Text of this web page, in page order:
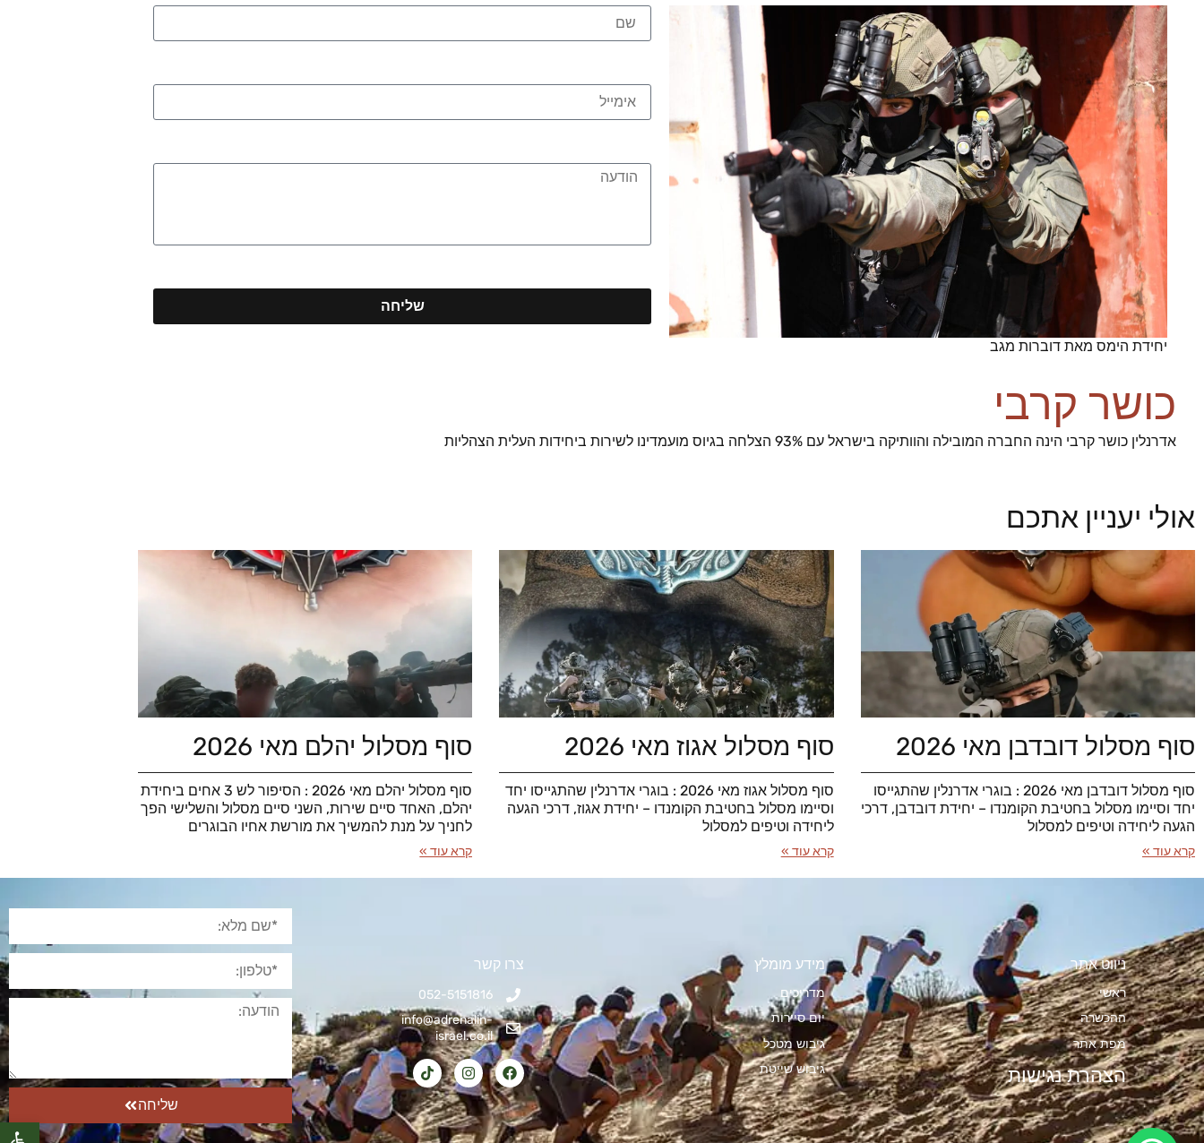
פתח
יחידת הימס מאת דוברות מגב
שליחה
כושר קרבי
אדרנלין כושר קרבי הינה החברה המובילה והוותיקה בישראל עם 93% הצלחה בגיוס מועמדינו לשירות ביחידות העלית הצהליות
אולי יעניין אתכם
סוף מסלול דובדבן מאי 2026
סוף מסלול דובדבן מאי 2026 : בוגרי אדרנלין שהתגייסו
יחד וסיימו מסלול בחטיבת הקומנדו – יחידת דובדבן, דרכי
הגעה ליחידה וטיפים למסלול
קרא עוד »
סוף מסלול אגוז מאי 2026
סוף מסלול אגוז מאי 2026 : בוגרי אדרנלין שהתגייסו יחד
וסיימו מסלול בחטיבת הקומנדו – יחידת אגוז, דרכי הגעה
ליחידה וטיפים למסלול
קרא עוד »
סוף מסלול יהלם מאי 2026
סוף מסלול יהלם מאי 2026 : הסיפור לש 3 אחים ביחידת
יהלם, האחד סיים שירות, השני סיים מסלול והשלישי הפך
לחניך על מנת להמשיך את מורשת אחיו הבוגרים
קרא עוד »
ניווט אתר
ראשי
ההכשרה
מפת אתר
הצהרת נגישות
מידע מומלץ
מדריכים
יום סיירות
גיבוש מטכל
גיבוש שייטת
צרו קשר
052-5151816
info@adrenalin-
israel.co.il
שליחה